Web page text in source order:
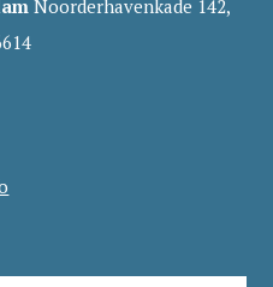
Noorderhavenkade 142,